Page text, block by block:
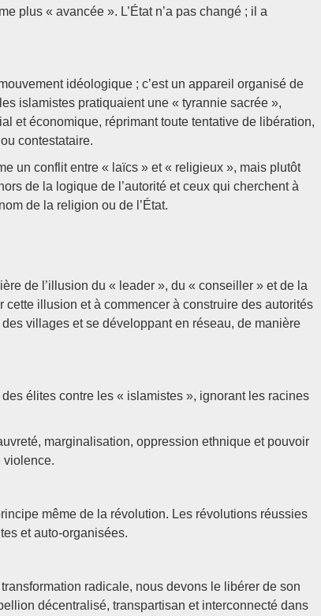
plus « avancée ». L’État n’a pas changé ; il a
idéologique ; c’est un appareil organisé de
islamistes pratiquaient une « tyrannie sacrée »,
et économique, réprimant toute tentative de libération,
contestataire.
un conflit entre « laïcs » et « religieux », mais plutôt
de la logique de l’autorité et ceux qui cherchent à
de la religion ou de l’État.
de l’illusion du « leader », du « conseiller » et de la
illusion et à commencer à construire des autorités
villages et se développant en réseau, de manière
élites contre les « islamistes », ignorant les racines
marginalisation, oppression ethnique et pouvoir
violence.
même de la révolution. Les révolutions réussies
et auto-organisées.
radicale, nous devons le libérer de son
décentralisé, transpartisan et interconnecté dans